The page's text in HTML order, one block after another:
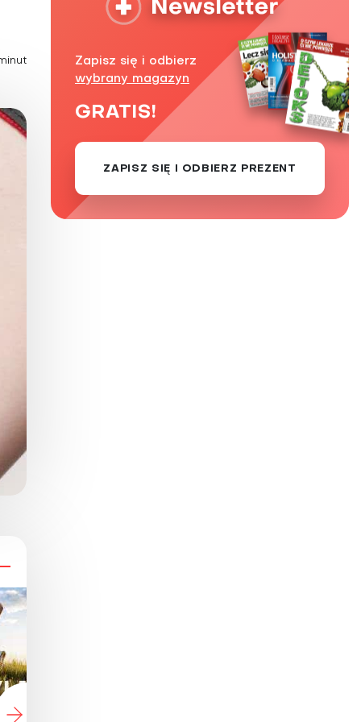
Zaburzenie mikrobioty jelitowej
Zapisz się i odbierz
wybrany magazyn
GRATIS!
ZAPISZ SIĘ I ODBIERZ PREZENT